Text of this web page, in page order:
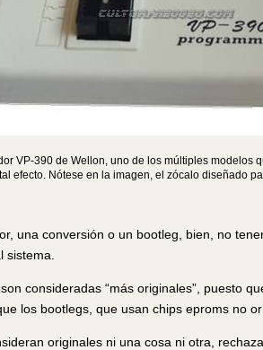
VP-390 de Wellon, uno de los múltiples modelos
efecto. Nótese en la imagen, el zócalo diseñado
una conversión o un bootleg, bien, no
sistema.
consideradas “más originales”, puesto
los bootlegs, que usan chips eproms no
originales ni una cosa ni otra,